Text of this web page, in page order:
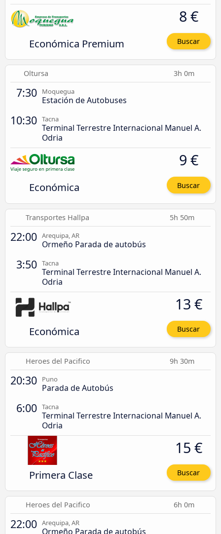
Económica Premium
8 €
Buscar
Oltursa 3h 0m
7:30 Moquegua
Estación de Autobuses
10:30 Tacna
Terminal Terrestre Internacional Manuel A.
Odria
Económica
9 €
Buscar
Transportes Hallpa 5h 50m
22:00 Arequipa, AR
Ormeño Parada de autobús
3:50 Tacna
Terminal Terrestre Internacional Manuel A.
Odria
Económica
13 €
Buscar
Heroes del Pacifico 9h 30m
20:30 Puno
Parada de Autobús
6:00 Tacna
Terminal Terrestre Internacional Manuel A.
Odria
Primera Clase
15 €
Buscar
Heroes del Pacifico 6h 0m
22:00 Arequipa, AR
Ormeño Parada de autobús